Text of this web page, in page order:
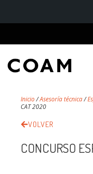
Inicio/Asesoría técnica/
CAT 2020
VOLVER
CONCURSO